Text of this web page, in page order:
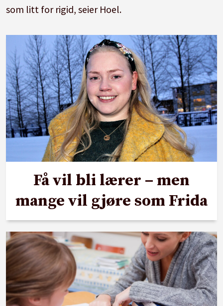
som litt for rigid, seier Hoel.
Få vil bli lærer – men
mange vil gjøre som Frida